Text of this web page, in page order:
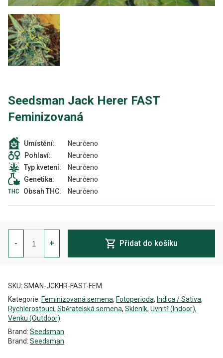
Seedsman Jack Herer FAST
Feminizovaná
Umístění:
Neurčeno
Pohlaví:
Neurčeno
Typ kvetení:
Neurčeno
Genetika:
Neurčeno
Obsah THC:
Neurčeno
-
Jack
Herer
FAST
Feminizovaná
+ Přidat do košíku
SKU: SMAN-JCKHR-FAST-FEM
Kategorie: Feminizovaná semena, Fotoperioda, Indica / Sativa,
Rychlerostoucí, Sběratelská semena, Skleník, Uvnitř (Indoor),
Venku (Outdoor)
Brand: Seedsman
Brand: Seedsman